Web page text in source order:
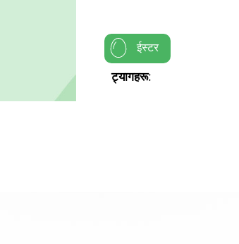
ईस्टर
ट्यागहरू: